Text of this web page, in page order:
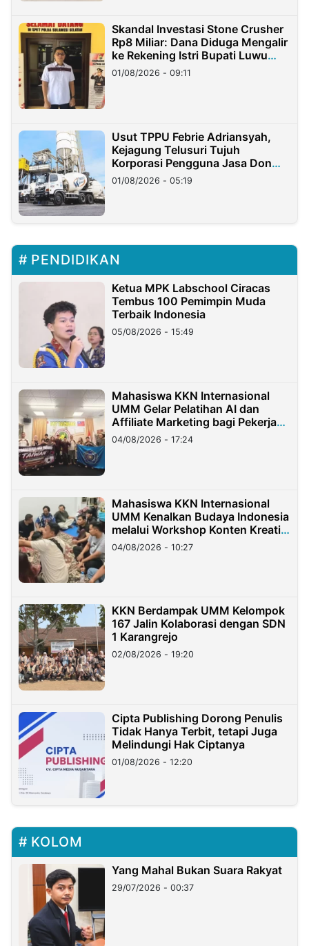
Skandal Investasi Stone Crusher
Rp8 Miliar: Dana Diduga Mengalir
ke Rekening Istri Bupati Luwu
Timur
01/08/2026 - 09:11
Usut TPPU Febrie Adriansyah,
Kejagung Telusuri Tujuh
Korporasi Pengguna Jasa Don
Ritto
01/08/2026 - 05:19
PENDIDIKAN
Ketua MPK Labschool Ciracas
Tembus 100 Pemimpin Muda
Terbaik Indonesia
05/08/2026 - 15:49
Mahasiswa KKN Internasional
UMM Gelar Pelatihan AI dan
Affiliate Marketing bagi Pekerja
Migran Indonesia di Taiwan
04/08/2026 - 17:24
Mahasiswa KKN Internasional
UMM Kenalkan Budaya Indonesia
melalui Workshop Konten Kreatif
di Taiwan
04/08/2026 - 10:27
KKN Berdampak UMM Kelompok
167 Jalin Kolaborasi dengan SDN
1 Karangrejo
02/08/2026 - 19:20
Cipta Publishing Dorong Penulis
Tidak Hanya Terbit, tetapi Juga
Melindungi Hak Ciptanya
01/08/2026 - 12:20
KOLOM
Yang Mahal Bukan Suara Rakyat
29/07/2026 - 00:37